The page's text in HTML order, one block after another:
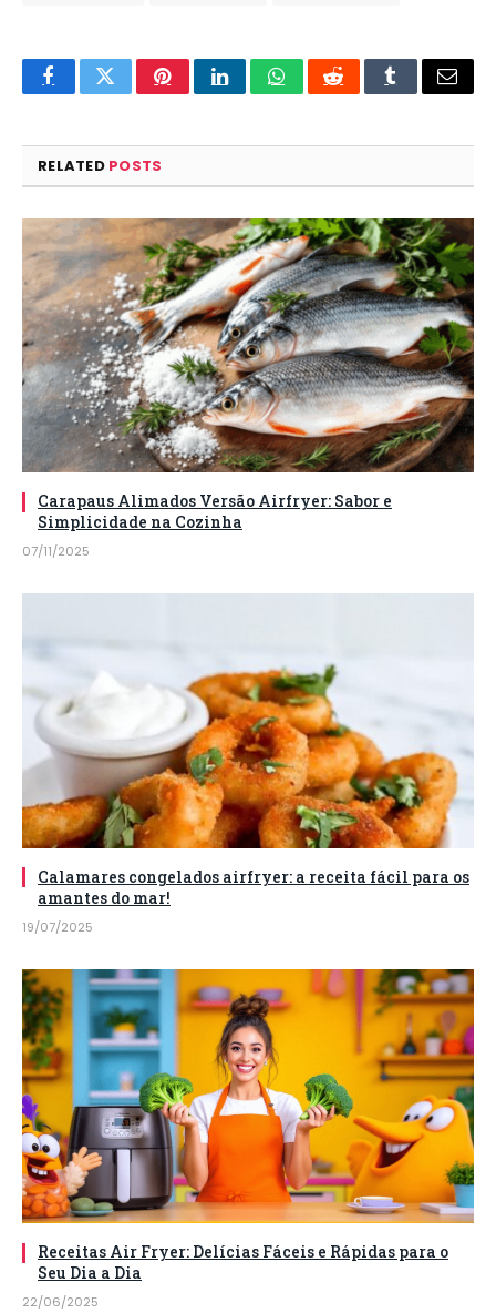
FacebookTwitterPinterestLinkedInWhatsAppRedditTumblrEmail
RELATED POSTS
Carapaus Alimados Versão Airfryer: Sabor e
Simplicidade na Cozinha
07/11/2025
Calamares congelados airfryer: a receita fácil para os
amantes do mar!
19/07/2025
Receitas Air Fryer: Delícias Fáceis e Rápidas para o
Seu Dia a Dia
22/06/2025